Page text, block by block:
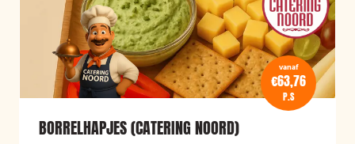
vanaf
€63,76
P.S
BORRELHAPJES (CATERING NOORD)